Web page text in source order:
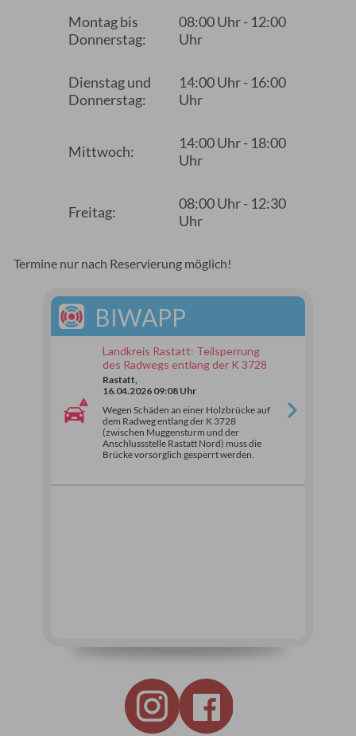
Montag bis
Donnerstag:
08:00 Uhr - 12:00
Uhr
Dienstag und
Donnerstag:
14:00 Uhr - 16:00
Uhr
Mittwoch:
14:00 Uhr - 18:00
Uhr
Freitag:
08:00 Uhr - 12:30
Uhr
Termine nur nach Reservierung möglich!
BIWAPP
Landkreis Rastatt: Teilsperrung
des Radwegs entlang der K 3728
Rastatt,
16.04.2026 09:08 Uhr
Wegen Schäden an einer Holzbrücke auf
dem Radweg entlang der K 3728
(zwischen Muggensturm und der
Anschlussstelle Rastatt Nord) muss die
Brücke vorsorglich gesperrt werden.